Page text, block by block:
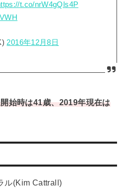
t.co/nrW4gQls4P
2016年12月8日
始時は41歳、2019年現在は
ル(Kim Cattrall)